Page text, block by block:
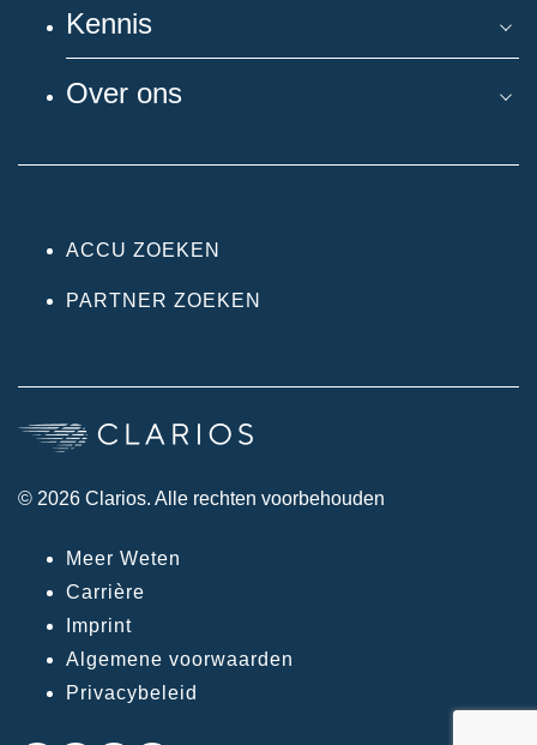
Kennis
Over ons
ACCU ZOEKEN
PARTNER ZOEKEN
© 2026 Clarios. Alle rechten voorbehouden
Meer Weten
Carrière
Imprint
Algemene voorwaarden
Privacybeleid